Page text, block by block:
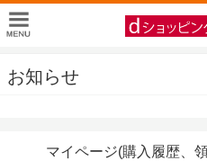
お知らせ
マイページ(購入履歴、